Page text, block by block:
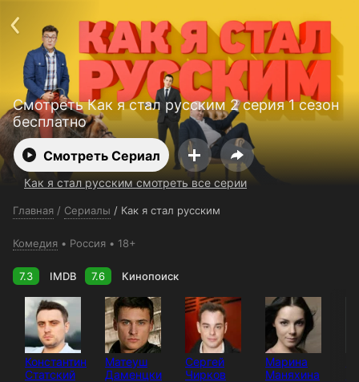
Смотреть Как я стал русским 2 серия 1 сезон
бесплатно
Смотреть Сериал
Как я стал русским смотреть все серии
Главная / Сериалы / Как я стал русским
Комедия Россия 18+
7.3 IMDB 7.6 Кинопоиск
Константин
Статский
Матеуш
Даменцки
Сергей
Чирков
Марина
Маняхина
О сервисе
Пользовательское соглашение
Политика конфиденциальности
Для партнёров
Открыть приложение
Ввести промокод
Установить на ТВ
Бесплатные каналы Контакты